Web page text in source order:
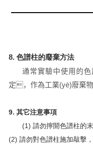
8. 色譜柱的廢棄方法
通常實驗中使用的
定，作為工業(yè)廢棄物
9. 其它注意事項
(1) 請勿擰開色譜柱的末
(2) 請勿對色譜柱施加敲擊，掉